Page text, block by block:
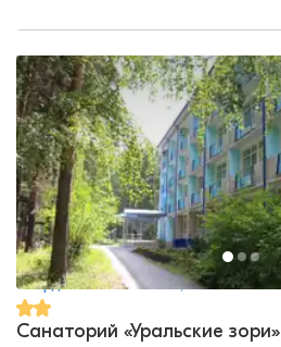
Свердловская область, Асбест
Санаторий «Уральские зори»